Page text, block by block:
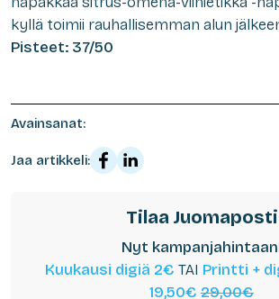
kyllä toimii rauhallisemman alun
Pisteet: 37/50
Avainsanat:
Jaa artikkeli:
Tilaa Juomaposti
Nyt
Kuukausi digiä 2€ TAI Printti +
19,50€ 29,00€